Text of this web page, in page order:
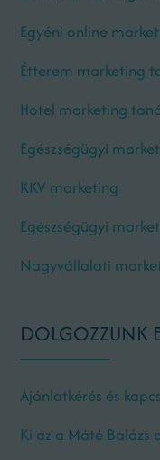
Egyéni online
Étterem marketing
Hotel marketing
Egészségügyi
KKV marketing
Egészségügyi
Nagyvállalati
DOLGOZZUNK
Ajánlatkérés és
Ki az a Máté